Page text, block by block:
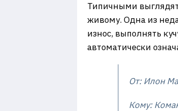
Типичными
живому. Одна из
износ, выполнять
автоматически
От: Илон
Кому: